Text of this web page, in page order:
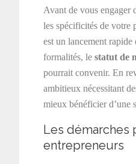
Avant de vous engager
les spécificités de
est un lancement rapide
formalités, lestatut de
pourrait convenir. En
ambitieux nécessitant
mieux bénéficier d’une
Les démarches
entrepreneurs